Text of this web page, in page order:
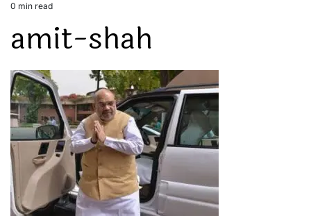
Estimated
time
0 min read
amit-shah